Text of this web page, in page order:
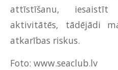
attīstīšanu, iesaistīt
aktivitātēs, tādējādi
atkarības riskus.
Foto: www.seaclub.lv